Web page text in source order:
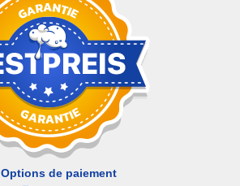
Options de paiement